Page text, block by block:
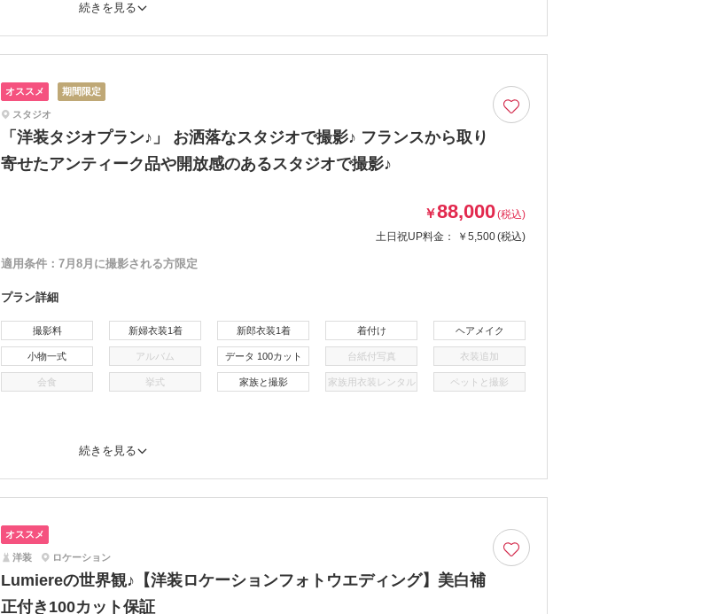
続きを見る
オススメ 期間限定
スタジオ
「洋装タジオプラン♪」 お洒落なスタジオで撮影♪ フランスから取り
寄せたアンティーク品や開放感のあるスタジオで撮影♪
￥88,000(税込)
土日祝UP料金：
￥5,500(税込)
適用条件： 7月8月に撮影される方限定
プラン詳細
撮影料 新婦衣装1着 新郎衣装1着 着付け ヘアメイク
小物一式 アルバム データ 100カット 台紙付写真 衣装追加
会食 挙式 家族と撮影 家族用衣装レンタル ペットと撮影
続きを見る
オススメ
洋装 ロケーション
Lumiereの世界観♪【洋装ロケーションフォトウエディング】美白補
正付き100カット保証